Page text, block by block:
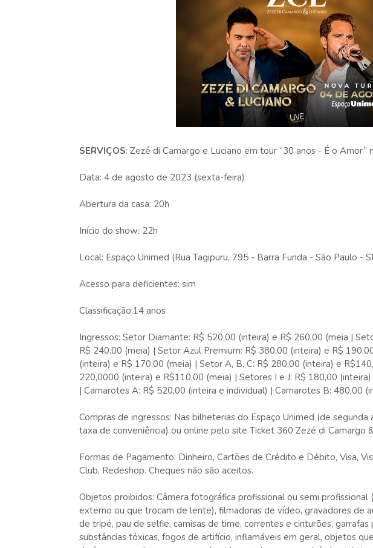
SERVIÇOS: Zezé di Camargo e Luciano em tour “30 anos - É o Amor”
Data: 4 de agosto de 2023 (sexta-feira)
Abertura da casa: 20h
Início do show: 22h
Local: Espaço Unimed (Rua Tagipuru, 795 - Barra Funda - São Paulo -
Acesso para deficientes: sim
Classificação:14 anos
Ingressos: Setor Diamante: R$ 520,00 (inteira) e R$ 260,00 (meia |
R$ 240,00 (meia) | Setor Azul Premium: R$ 380,00 (inteira) e R$
(inteira) e R$ 170,00 (meia) | Setor A, B, C: R$ 280,00 (inteira) e
220,0000 (inteira) e R$110,00 (meia) | Setores I e J: R$ 180,00
| Camarotes A: R$ 520,00 (inteira e individual) | Camarotes B: 480,00
Compras de ingressos: Nas bilheterias do Espaço Unimed (de segunda
taxa de conveniência) ou online pelo site Ticket 360 Zezé di Camargo
Formas de Pagamento: Dinheiro, Cartões de Crédito e Débito, Visa,
Club, Redeshop. Cheques não são aceitos.
Objetos proibidos: Câmera fotográfica profissional ou semi profissional
externo ou que trocam de lente), filmadoras de vídeo, gravadores de
de tripé, pau de selfie, camisas de time, correntes e cinturões, garrafas
substâncias tóxicas, fogos de artifício, inflamáveis em geral, objetos